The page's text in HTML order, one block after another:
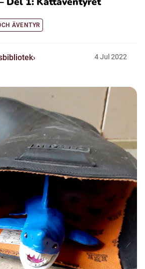
ÄVENTYR
4Jul 2022